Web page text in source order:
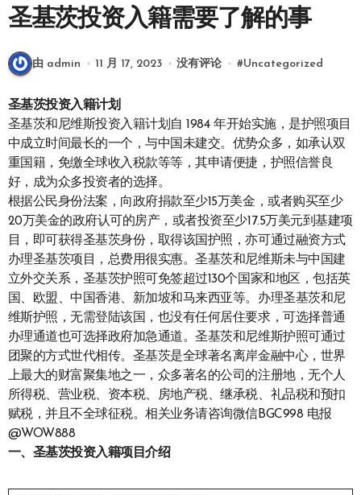
圣基茨投资入籍需要了解的事
由 admin 11 月 17, 2023 没有评论 #Uncategorized
圣基茨投资入籍计划
圣基茨和尼维斯投资入籍计划自 1984 年开始实施，是护照项目
中成立时间最长的一个，与中国未建交。优势众多，如承认双
重国籍，免缴全球收入税款等等，其申请便捷，护照信誉良
好，成为众多投资者的选择。
根据公民身份法案，向政府捐款至少15万美金，或者购买至少
20万美金的政府认可的房产，或者投资至少17.5万美元到基建项
目，即可获得圣基茨身份，取得该国护照，亦可通过融资方式
办理圣基茨项目，总费用很实惠。圣基茨和尼维斯未与中国建
立外交关系，圣基茨护照可免签超过130个国家和地区，包括英
国、欧盟、中国香港、新加坡和马来西亚等。办理圣基茨和尼
维斯护照，无需登陆该国，也没有任何居住要求，可选择普通
办理通道也可选择政府加急通道。圣基茨和尼维斯护照可通过
团聚的方式世代相传。圣基茨是全球著名离岸金融中心，世界
上最大的财富聚集地之一，众多著名的公司的注册地，无个人
所得税、营业税、资本税、房地产税、继承税、礼品税和预扣
赋税，并且不全球征税。相关业务请咨询微信BGC998 电报
@WOW888
一、 圣基茨投资入籍项目介绍